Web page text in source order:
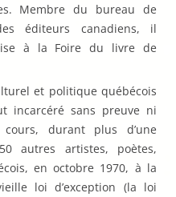
Membre du bureau de
éditeurs canadiens, il
à la Foire du livre de
et politique québécois
incarcéré sans preuve ni
durant plus d’une
autres artistes, poètes,
en octobre 1970, à la
loi d’exception (la loi